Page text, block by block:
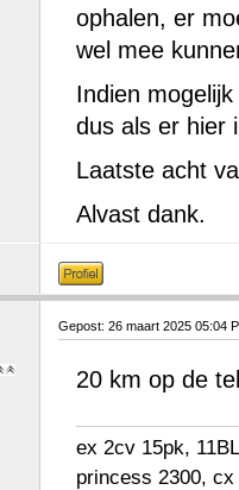
ophalen, er
wel mee
Indien
dus als er hier
Laatste acht
Alvast dank.
Gepost: 26 maart 2025 05:04
20 km op de
ex 2cv 15pk,
princess 2300,